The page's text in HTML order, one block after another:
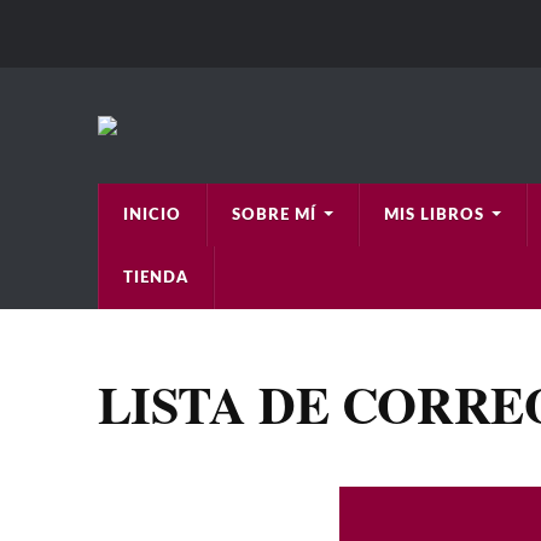
INICIO SOBRE MÍ MIS LIBROS
TIENDA
LISTA DE